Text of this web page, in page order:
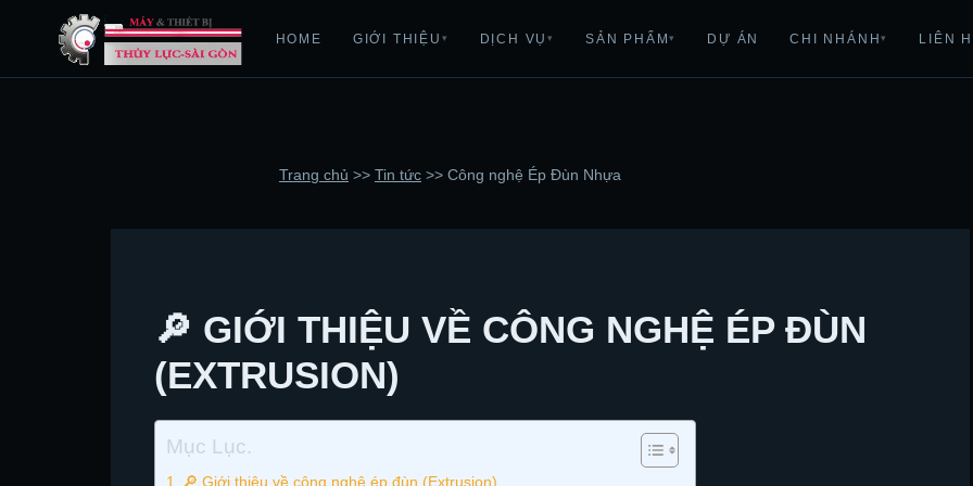
HOME GIỚI THIỆU ▾ DỊCH VỤ▾ SẢN PHẨM▾ DỰ ÁN CHI NHÁNH▾ LIÊN
Trang chủ >> Tin tức >> Công nghệ Ép Đùn Nhựa
🔎 GIỚI THIỆU VỀ CÔNG NGHỆ ÉP ĐÙN
(EXTRUSION)
Mục Lục.
🔎 Giới thiệu về công nghệ ép đùn (Extrusion)